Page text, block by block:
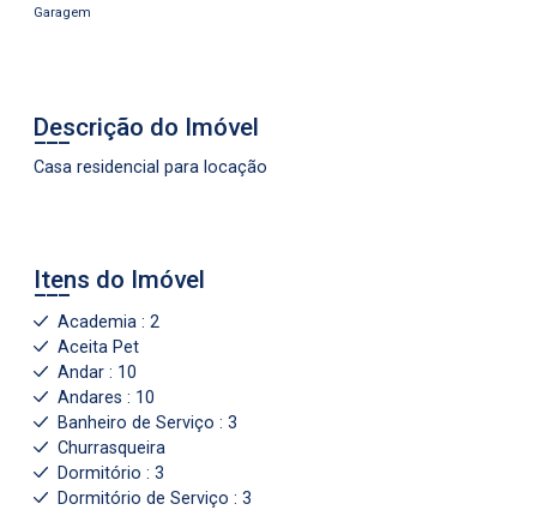
Garagem
Descrição do Imóvel
Casa residencial para locação
Itens do Imóvel
Academia : 2
Aceita Pet
Andar : 10
Andares : 10
Banheiro de Serviço : 3
Churrasqueira
Dormitório : 3
Dormitório de Serviço : 3